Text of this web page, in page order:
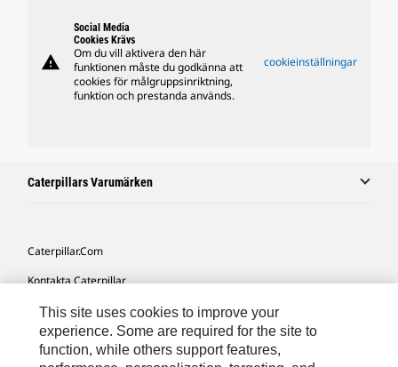
warning
Social Media
Cookies Krävs
Om du vill aktivera den här
funktionen måste du godkänna att
cookies för målgruppsinriktning,
funktion och prestanda används.
cookieinställningar
Caterpillars Varumärken
Caterpillar.com
Kontakta Caterpillar
Mina Marknadsföringspreferenser
Platskarta
This site uses cookies to improve your
experience. Some are required for the site to
function, while others support features,